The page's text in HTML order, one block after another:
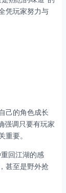
凭玩家努力与
己的角色成长
强调只要有玩家
要。
回江湖的感
甚至是野外抢